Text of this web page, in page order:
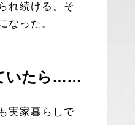
れ続ける。そ
なった。
いたら……
実家暮らしで